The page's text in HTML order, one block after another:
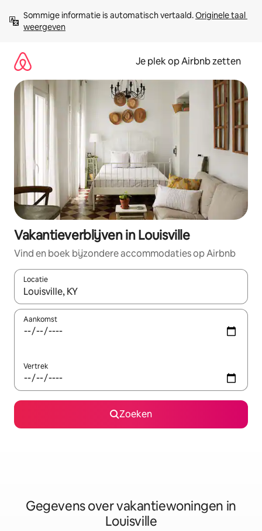
direct
naar
Sommige informatie is automatisch vertaald. Originele taal
weergeven
Je plek op Airbnb zetten
Vakantieverblijven in Louisville
Vind en boek bijzondere accommodaties op Airbnb
Locatie
Wanneer er resultaten beschikbaar zijn, maak je een keuze
Aankomst
Vertrek
Zoeken
Gegevens over vakantiewoningen in
Louisville